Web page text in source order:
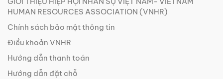
HUMAN RESOURCES ASSOCIATION (VNHR)
Chính sách bảo mật thông tin
Điều khoản VNHR
Hướng dẫn thanh toán
Hướng dẫn đặt chỗ